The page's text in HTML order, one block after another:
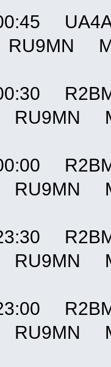
00:45
00:30
RU9MN
00:00
RU9MN
23:30
RU9MN
23:00
RU9MN